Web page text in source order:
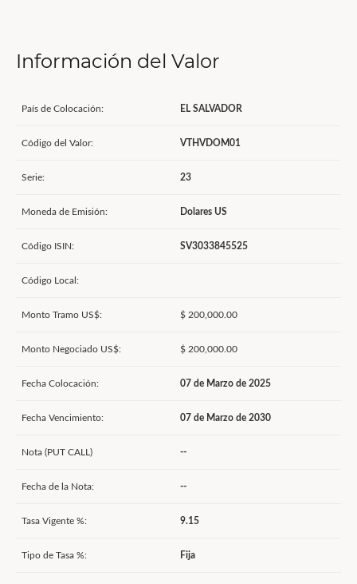
Información del Valor
País de Colocación: EL SALVADOR
Código del Valor: VTHVDOM01
Serie: 23
Moneda de Emisión: Dolares US
Código ISIN: SV3033845525
Código Local:
Monto Tramo US$: $ 200,000.00
Monto Negociado US$: $ 200,000.00
Fecha Colocación: 07 de Marzo de 2025
Fecha Vencimiento: 07 de Marzo de 2030
Nota (PUT CALL) --
Fecha de la Nota: --
Tasa Vigente %: 9.15
Tipo de Tasa %: Fija